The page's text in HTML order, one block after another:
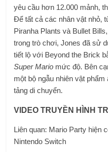
yêu cầu hơn 12.000 mảnh,
Để tất cả các nhân vật nhỏ,
Piranha Plants và Bullet
trong trò chơi, Jones đã sử
tiết lộ với Beyond the Brick
Super Mario mức độ. Bên
một bộ ngẫu nhiên vật
tảng di chuyển.
VIDEO TRUYỀN HÌNH
Liên quan: Mario Party hiện
Nintendo Switch